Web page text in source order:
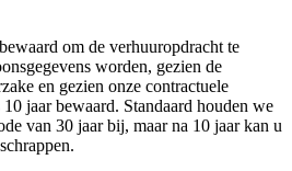
om de verhuuropdracht te
worden, gezien de
en gezien onze contractuele
jaar bewaard. Standaard houden we
van 30 jaar bij, maar na 10 jaar kan u